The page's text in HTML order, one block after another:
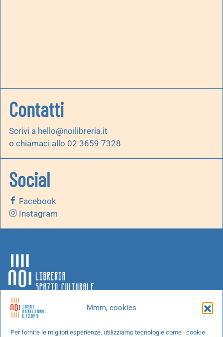
Mmm, cookies
Per fornire le migliori esperienze, utilizziamo tecnologie come i cookie
Contatti
Scrivi a hello@noilibreria.it
o chiamaci allo 02 3659 7328
Social
Facebook
Instagram
Chi siamo